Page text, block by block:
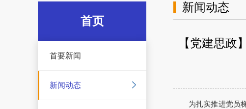
首页
首要新闻
新闻动态
新闻动态
【党建思
为扎实推进党员